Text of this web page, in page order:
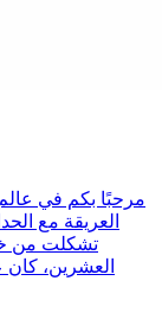
مرحبًا بكم في عالم
العريقة مع
تشكلت من